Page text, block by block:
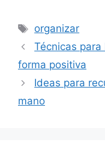
Etiquetas
organizar
Técnicas
forma positiva
Ideas para
mano